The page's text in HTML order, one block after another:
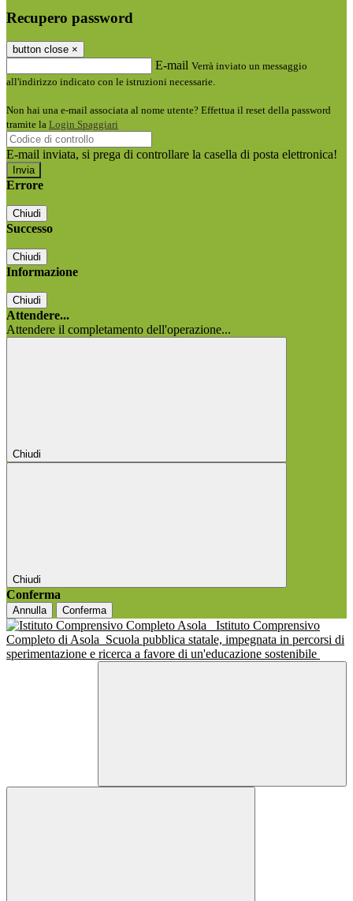
Recupero password
button close ×
E-mail Verrà inviato un messaggio
all'indirizzo indicato con le istruzioni necessarie.
Non hai una e-mail associata al nome utente? Effettua il reset della password
tramite la Login Spaggiari
E-mail inviata, si prega di controllare la casella di posta elettronica!
Errore
Chiudi
Successo
Chiudi
Informazione
Chiudi
Attendere...
Attendere il completamento dell'operazione...
Chiudi
Chiudi
Conferma
Annulla Conferma
Istituto Comprensivo
Completo di Asola Scuola pubblica statale, impegnata in percorsi di
sperimentazione e ricerca a favore di un'educazione sostenibile